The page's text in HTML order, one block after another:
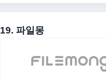
19. 파일몽